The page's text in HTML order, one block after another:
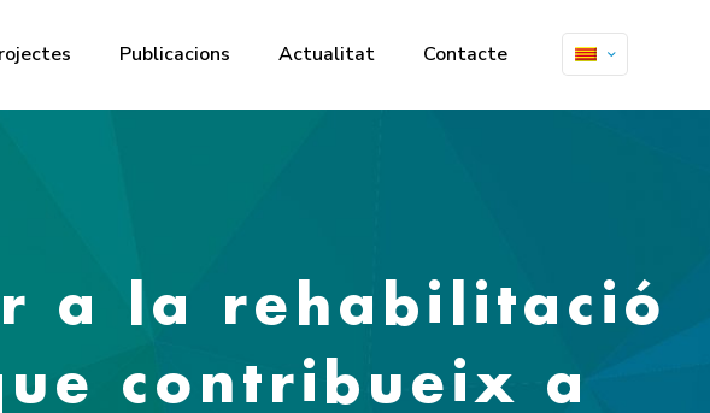
Publicacions Actualitat Contacte
a la rehabilitació
contribueix a